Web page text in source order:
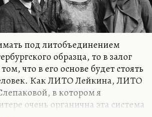
под литобъединением
образца, то в залог
что в его основе будет стоять
Как ЛИТО Лейкина, ЛИТО
в котором я
очень органична эта система